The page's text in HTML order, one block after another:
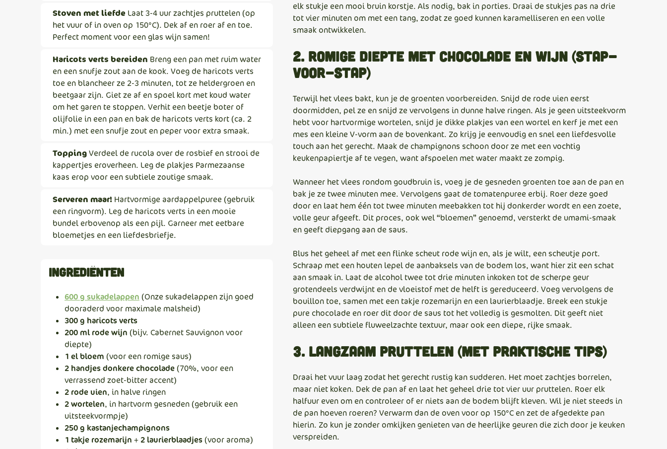
Stoven met liefde Laat 3-4 uur zachtjes pruttelen (op
het vuur of in oven op 150°C). Dek af en roer af en toe.
Perfect moment voor een glas wijn samen!
Haricots verts bereiden Breng een pan met ruim water
en een snufje zout aan de kook. Voeg de haricots verts
toe en blancheer ze 2-3 minuten, tot ze heldergroen en
beetgaar zijn. Giet ze af en spoel kort met koud water
om het garen te stoppen. Verhit een beetje boter of
olijfolie in een pan en bak de haricots verts kort (ca. 2
min.) met een snufje zout en peper voor extra smaak.
ToppingVerdeel de rucola over de rosbief en strooi de
kappertjes eroverheen. Leg de plakjes Parmezaanse
kaas erop voor een subtiele zoutige smaak.
Serveren maar! Hartvormige aardappelpuree (gebruik
een ringvorm). Leg de haricots verts in een mooie
bundel erbovenop als een pijl. Garneer met eetbare
bloemetjes en een liefdesbriefje.
Ingrediënten
600 g sukadelappen (Onze sukadelappen zijn goed
dooraderd voor maximale malsheid)
300 g haricots verts
200 ml rode wijn (bijv. Cabernet Sauvignon voor
diepte)
1 el bloem (voor een romige saus)
2 handjes donkere chocolade(70%, voor een
verrassend zoet-bitter accent)
2 rode uien, in halve ringen
2 wortelen, in hartvorm gesneden (gebruik een
uitsteekvormpje)
250 g kastanjechampignons
1 takje rozemarijn + 2 laurierblaadjes(voor aroma)
elk stukje een mooi bruin korstje. Als nodig, bak in porties. Draai de stukjes pas na drie
tot vier minuten om met een tang, zodat ze goed kunnen karamelliseren en een volle
smaak ontwikkelen.
2. Romige diepte met chocolade en wijn (stap-
voor-stap)
Terwijl het vlees bakt, kun je de groenten voorbereiden. Snijd de rode uien eerst
doormidden, pel ze en snijd ze vervolgens in dunne halve ringen. Als je geen uitsteekvorm
hebt voor hartvormige wortelen, snijd je dikke plakjes van een wortel en kerf je met een
mes een kleine V-vorm aan de bovenkant. Zo krijg je eenvoudig en snel een liefdesvolle
touch aan het gerecht. Maak de champignons schoon door ze met een vochtig
keukenpapiertje af te vegen, want afspoelen met water maakt ze zompig.
Wanneer het vlees rondom goudbruin is, voeg je de gesneden groenten toe aan de pan en
bak je ze twee minuten mee. Vervolgens gaat de tomatenpuree erbij. Roer deze goed
door en laat hem één tot twee minuten meebakken tot hij donkerder wordt en een zoete,
volle geur afgeeft. Dit proces, ook wel “bloemen” genoemd, versterkt de umami-smaak
en geeft diepgang aan de saus.
Blus het geheel af met een flinke scheut rode wijn en, als je wilt, een scheutje port.
Schraap met een houten lepel de aanbaksels van de bodem los, want hier zit een schat
aan smaak in. Laat de alcohol twee tot drie minuten inkoken tot de scherpe geur
grotendeels verdwijnt en de vloeistof met de helft is gereduceerd. Voeg vervolgens de
bouillon toe, samen met een takje rozemarijn en een laurierblaadje. Breek een stukje
pure chocolade en roer dit door de saus tot het volledig is gesmolten. Dit geeft niet
alleen een subtiele fluweelzachte textuur, maar ook een diepe, rijke smaak.
3. Langzaam pruttelen (met praktische tips)
Draai het vuur laag zodat het gerecht rustig kan sudderen. Het moet zachtjes borrelen,
maar niet koken. Dek de pan af en laat het geheel drie tot vier uur pruttelen. Roer elk
halfuur even om en controleer of er niets aan de bodem blijft kleven. Wil je niet steeds in
de pan hoeven roeren? Verwarm dan de oven voor op 150°C en zet de afgedekte pan
hierin. Zo kun je zonder omkijken genieten van de heerlijke geuren die zich door je keuken
verspreiden.